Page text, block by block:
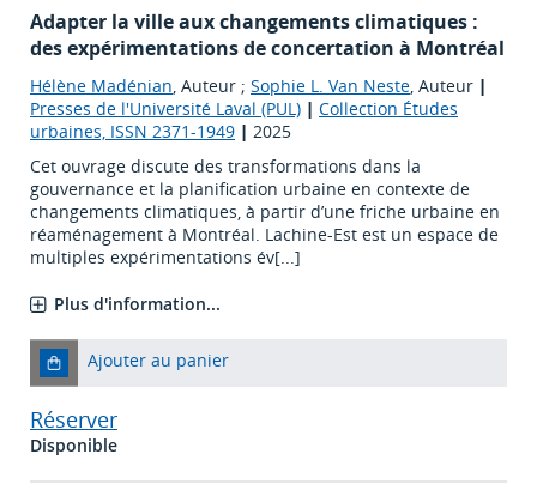
Adapter la ville aux changements climatiques :
des expérimentations de concertation à Montréal
Hélène Madénian, Auteur ; Sophie L. Van Neste, Auteur |
Presses de l'Université Laval (PUL) | Collection Études
urbaines, ISSN 2371-1949 | 2025
Cet ouvrage discute des transformations dans la
gouvernance et la planification urbaine en contexte de
changements climatiques, à partir d’une friche urbaine en
réaménagement à Montréal. Lachine-Est est un espace de
multiples expérimentations év[...]
Plus d'information...
Ajouter au panier
Réserver
Disponible